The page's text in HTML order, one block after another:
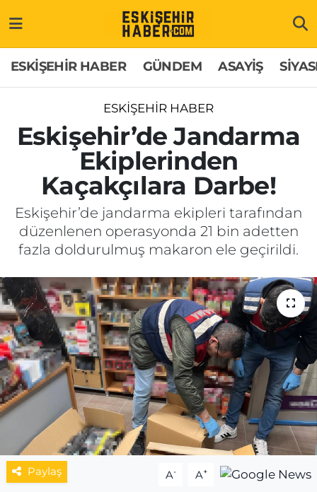
ESKİŞEHİR HABER GÜNDEM ASAYİŞ
ESKİŞEHİR HABER
Eskişehir’de Jandarma
Ekiplerinden
Kaçakçılara Darbe!
Eskişehir’de jandarma ekipleri tarafından
düzenlenen operasyonda 21 bin adetten
fazla doldurulmuş makaron ele geçirildi.
Paylaş A- A+
GÜNDEM
ASAYİŞ
SİYASET
EKONOMİ
SAĞLIK
SPOR
MAGAZİN
ESKİŞEHİRSPOR
Hakkımızda
İletişim
Odunpazarı Trafik Yoğunluk Haritası
Süper Lig Puan Durumu ve Fikstür
Tüm Manşetler
Son Dakika Haberleri
Haber Arşivi